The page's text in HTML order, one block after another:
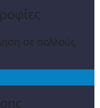
σε πολλούς